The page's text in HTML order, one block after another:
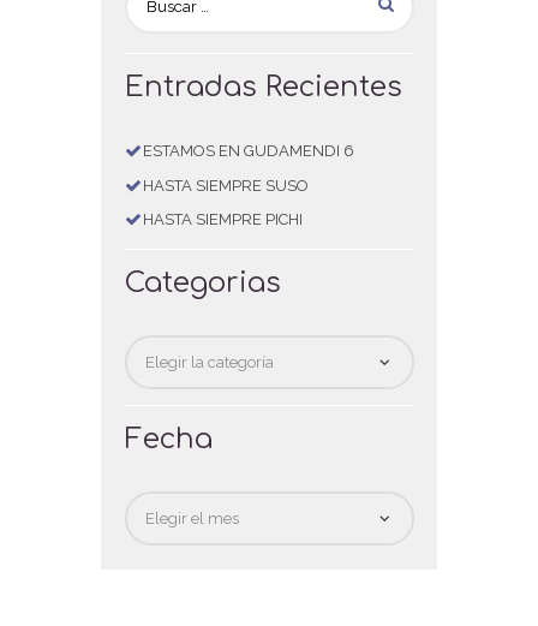
Entradas Recientes
ESTAMOS EN GUDAMENDI 6
HASTA SIEMPRE SUSO
HASTA SIEMPRE PICHI
Categorias
Fecha